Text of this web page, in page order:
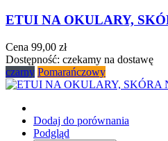
ETUI NA OKULARY,
Cena 99,00 zł
Dostępność: czekamy na dostawę
czarny Pomarańczowy
Dodaj do porównania
Podgląd